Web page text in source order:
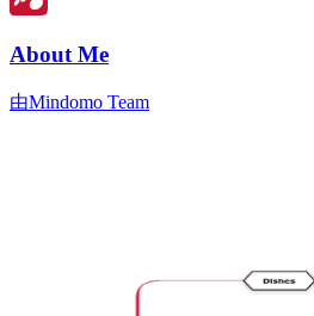
About Me
由Mindomo Team